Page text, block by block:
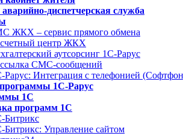
диспетчерская служба
ЖКХ – сервис прямого обмена
центр ЖКХ
аутсорсинг 1С-Рарус
СМС-сообщений
Рарус: Интеграция с телефонией
1С-Рарус
1С
программ 1С
Битрикс
Битрикс: Управление сайтом